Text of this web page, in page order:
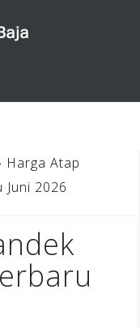
Harga Atap
2026